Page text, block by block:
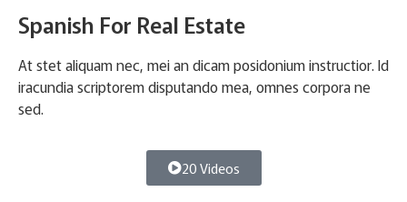
Spanish For Real Estate
At stet aliquam nec, mei an dicam posidonium instructior. Id
iracundia scriptorem disputando mea, omnes corpora ne
sed.
20 Videos